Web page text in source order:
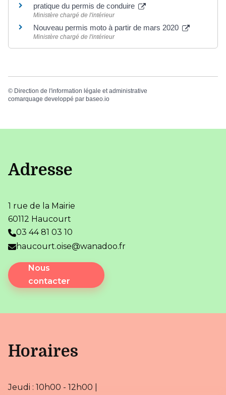
pratique du permis de conduire
Ministère chargé de l'intérieur
Nouveau permis moto à partir de mars 2020
Ministère chargé de l'intérieur
© Direction de l'information légale et administrative
comarquage developpé par baseo.io
Adresse
1 rue de la Mairie
60112 Haucourt
03 44 81 03 10
haucourt.oise@wanadoo.fr
Nous
contacter
Horaires
Jeudi : 10h00 - 12h00 |